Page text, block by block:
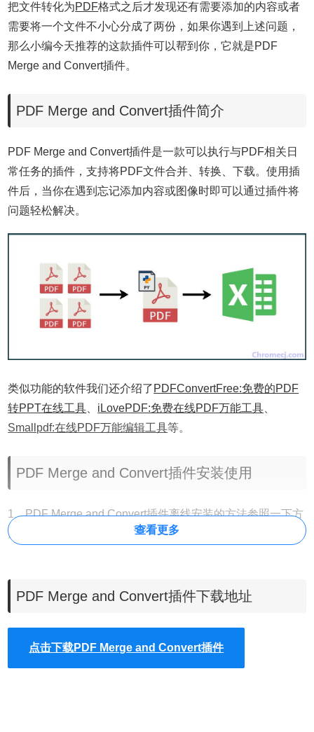
把文件转化为PDF格式之后才发现还有需要添加的内容或者
需要将一个文件不小心分成了两份，如果你遇到上述问题，
那么小编今天推荐的这款插件可以帮到你，它就是PDF
Merge and Convert插件。
PDF Merge and Convert插件简介
PDF Merge and Convert插件是一款可以执行与PDF相关日
常任务的插件，支持将PDF文件合并、转换、下载。使用插
件后，当你在遇到忘记添加内容或图像时即可以通过插件将
问题轻松解决。
类似功能的软件我们还介绍了 PDFConvertFree:免费的PDF
转PPT在线工具
iLovePDF:免费在线PDF万能工具
Smallpdf:在线PDF万能编辑工具等。
PDF Merge and Convert插件安装使用
1、PDF Merge and Convert插件离线安装的方法参照一下方
法：老版本Chrome浏览器，首先在标签页输入
查看更多
PDF Merge and Convert插件下载地址
点击下载PDF Merge and Convert插件